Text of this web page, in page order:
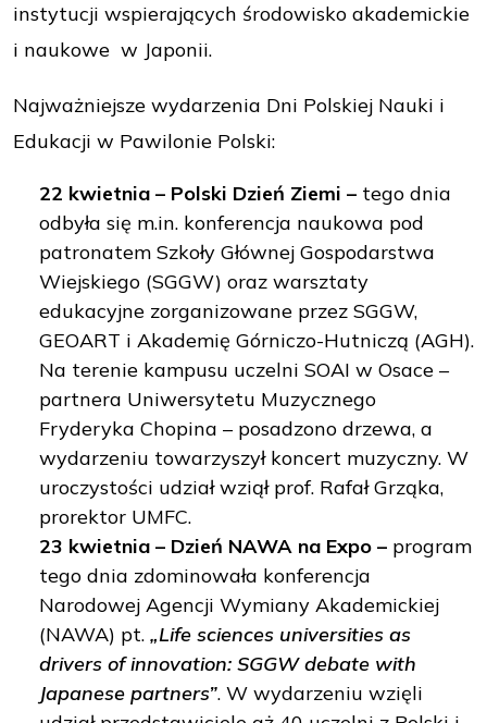
instytucji wspierających środowisko akademickie
i naukowe w Japonii.
Najważniejsze wydarzenia Dni Polskiej Nauki i
Edukacji w Pawilonie Polski:
22 kwietnia – Polski Dzień Ziemi – tego dnia
odbyła się m.in. konferencja naukowa pod
patronatem Szkoły Głównej Gospodarstwa
Wiejskiego (SGGW) oraz warsztaty
edukacyjne zorganizowane przez SGGW,
GEOART i Akademię Górniczo-Hutniczą (AGH).
Na terenie kampusu uczelni SOAI w Osace –
partnera Uniwersytetu Muzycznego
Fryderyka Chopina – posadzono drzewa, a
wydarzeniu towarzyszył koncert muzyczny. W
uroczystości udział wziął prof. Rafał Grząka,
prorektor UMFC.
23 kwietnia – Dzień NAWA na Expo – program
tego dnia zdominowała konferencja
Narodowej Agencji Wymiany Akademickiej
(NAWA) pt. „Life sciences universities as
drivers of innovation: SGGW debate with
Japanese partners”. W wydarzeniu wzięli